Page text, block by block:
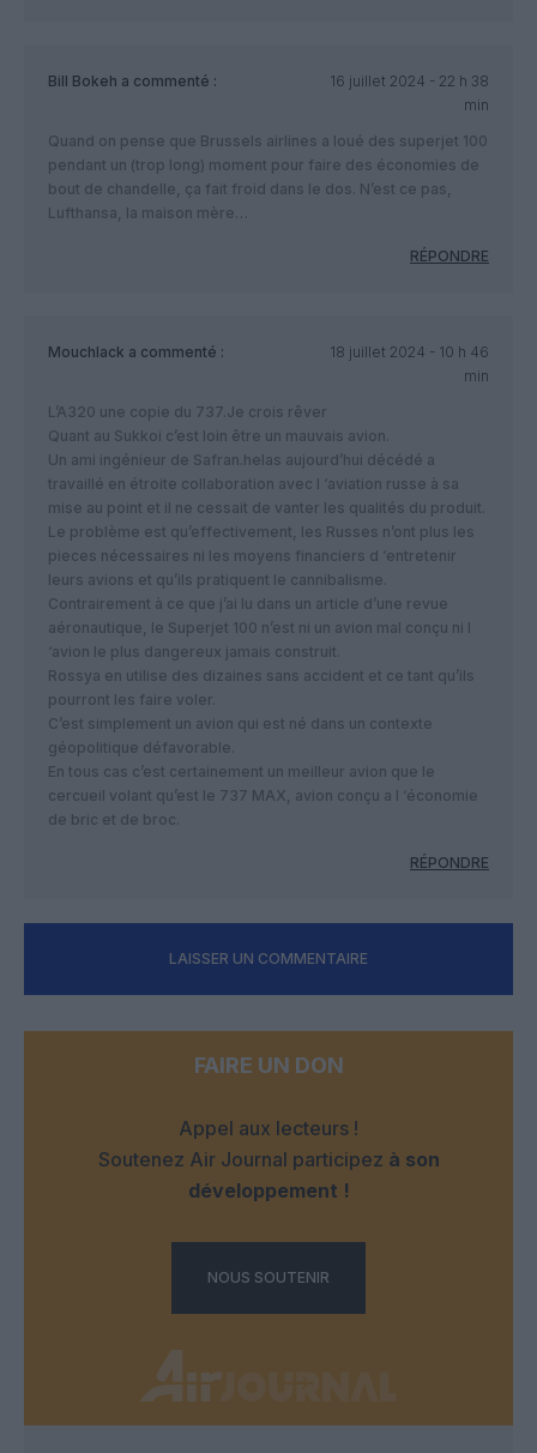
Bill Bokeh a commenté :
16 juillet 2024 - 22 h 38
min
Quand on pense que Brussels airlines a loué des superjet 100
pendant un (trop long) moment pour faire des économies de
bout de chandelle, ça fait froid dans le dos. N’est ce pas,
Lufthansa, la maison mère…
RÉPONDRE
Mouchlack a commenté :
18 juillet 2024 - 10 h 46
min
L’A320 une copie du 737.Je crois rêver
Quant au Sukkoi c’est loin être un mauvais avion.
Un ami ingénieur de Safran.helas aujourd’hui décédé a
travaillé en étroite collaboration avec l ‘aviation russe à sa
mise au point et il ne cessait de vanter les qualités du produit.
Le problème est qu’effectivement, les Russes n’ont plus les
pieces nécessaires ni les moyens financiers d ‘entretenir
leurs avions et qu’ils pratiquent le cannibalisme.
Contrairement à ce que j’ai lu dans un article d’une revue
aéronautique, le Superjet 100 n’est ni un avion mal conçu ni l
‘avion le plus dangereux jamais construit.
Rossya en utilise des dizaines sans accident et ce tant qu’ils
pourront les faire voler.
C’est simplement un avion qui est né dans un contexte
géopolitique défavorable.
En tous cas c’est certainement un meilleur avion que le
cercueil volant qu’est le 737 MAX, avion conçu a l ‘économie
de bric et de broc.
RÉPONDRE
LAISSER UN COMMENTAIRE
FAIRE UN DON
Appel aux lecteurs !
Soutenez Air Journal participez à son
développement !
NOUS SOUTENIR